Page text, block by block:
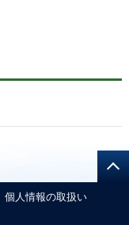
個人情報の取扱い